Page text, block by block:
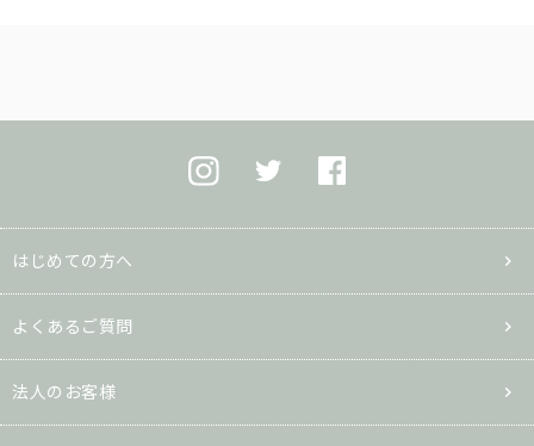
はじめての方へ
よくあるご質問
法人のお客様